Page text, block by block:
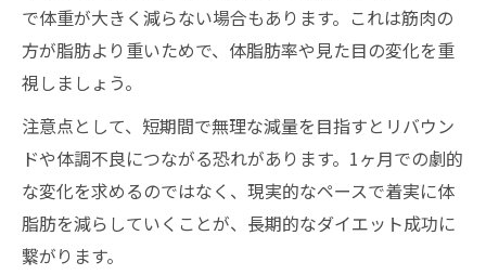
で体重が大きく減らない場合もあります。これは筋肉の
方が脂肪より重いためで、体脂肪率や見た目の変化を重
視しましょう。
注意点として、短期間で無理な減量を目指すとリバウン
ドや体調不良につながる恐れがあります。1ヶ月での劇的
な変化を求めるのではなく、現実的なペースで着実に体
脂肪を減らしていくことが、長期的なダイエット成功に
繋がります。